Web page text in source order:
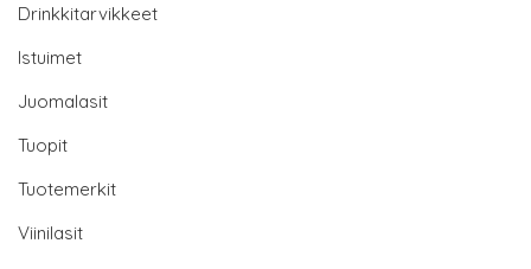
Drinkkitarvikkeet
Istuimet
Juomalasit
Tuopit
Tuotemerkit
Viinilasit